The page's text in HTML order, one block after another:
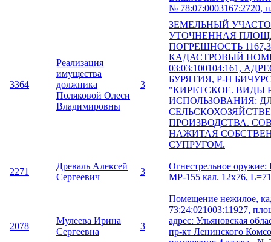
№ 78:07:0003167:2720,
3364
Реализация
имущества
должника
Поляковой Олеси
Владимировны
3
ЗЕМЕЛЬНЫЙ
УТОЧНЕННАЯ
ПОГРЕШНОСТЬ
КАДАСТРОВЫЙ
03:03:100104:161,
БУРЯТИЯ, Р-Н
"КИРЕТСКОЕ. ВИДЫ
ИСПОЛЬЗОВАНИЯ:
ПРОИЗВОДСТВА.
НАЖИТАЯ
СУПРУГОМ.
2271
Древаль Алексей
Сергеевич
3
Огнестрельное оружие:
МР-155 кал. 12х76,
2078
Мулеева Ирина
Сергеевна
3
Помещение нежилое,
73:24:021003:11927,
адрес: Ульяновская
пр-кт Ленинского